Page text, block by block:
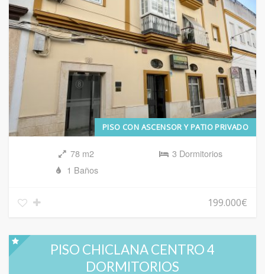
PISO CON ASCENSOR Y PATIO PRIVADO
78 m2
3 Dormitorios
1 Baños
199.000€
PISO CHICLANA CENTRO 4
DORMITORIOS